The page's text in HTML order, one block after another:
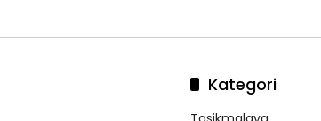
Kategori